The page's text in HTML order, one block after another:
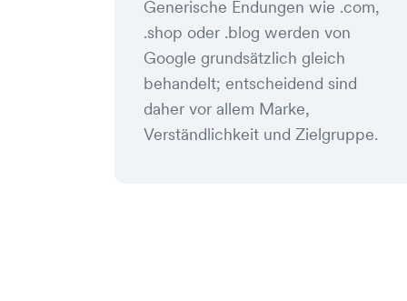
Generische Endungen wie .com,
.shop oder .blog werden von
Google grundsätzlich gleich
behandelt; entscheidend sind
daher vor allem Marke,
Verständlichkeit und Zielgruppe.